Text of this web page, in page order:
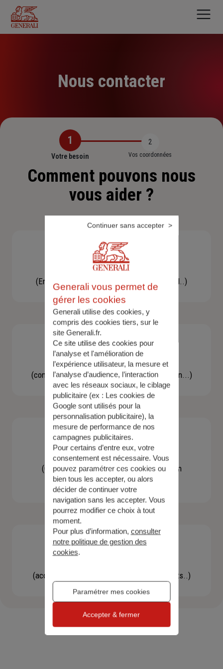
contenu
principal
Nous contacter
1
Votre besoin
2
Vos coordonnées
Comment pouvons nous
vous aider ?
Besoin d'une assistance
(En cas d'accident, bris de glace, un conseil..)
Demande d'information
(concernant une actualité, une réglementation...)
Contacter un agent
(Obtenir un devis, une information, faire un
bilan...)
(accéder à l'espace client, gérer mes contrats..)
Generali vous permet de
gérer les cookies
Generali utilise des cookies, y
compris des cookies tiers, sur le
site Generali.fr.
Ce site utilise des cookies pour
l’analyse et l'amélioration de
l’expérience utilisateur, la mesure et
l’analyse d’audience, l’interaction
avec les réseaux sociaux, le ciblage
publicitaire (ex : Les cookies de
Google sont utilisés pour la
personnalisation publicitaire), la
mesure de performance de nos
campagnes publicitaires.
Pour certains d’entre eux, votre
consentement est nécessaire. Vous
pouvez paramétrer ces cookies ou
bien tous les accepter, ou alors
décider de continuer votre
navigation sans les accepter. Vous
pourrez modifier ce choix à tout
moment.
Pour plus d’information, consulter
notre politique de gestion des
cookies.
Paramétrer mes cookies
Continuer sans accepter
Accepter & fermer